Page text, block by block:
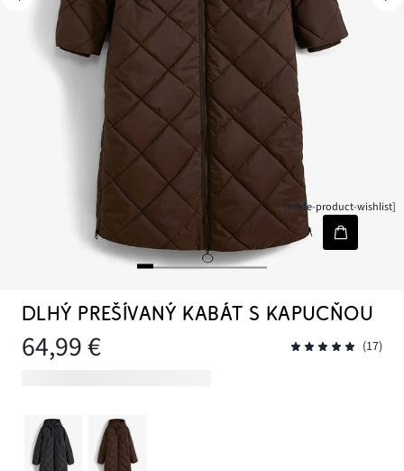
[node-product-wishlist]
DLHÝ PREŠÍVANÝ KABÁT S KAPUCŇOU
64,99 € (17)